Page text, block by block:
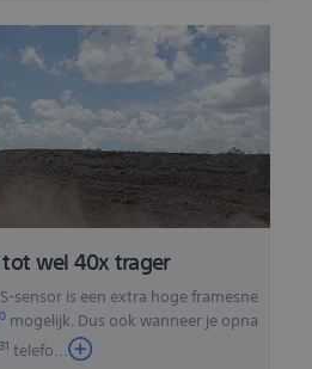
wel 40x trager
sensor is een extra hoge framesne
mogelijk. Dus ook wanneer je opna
31telefo...